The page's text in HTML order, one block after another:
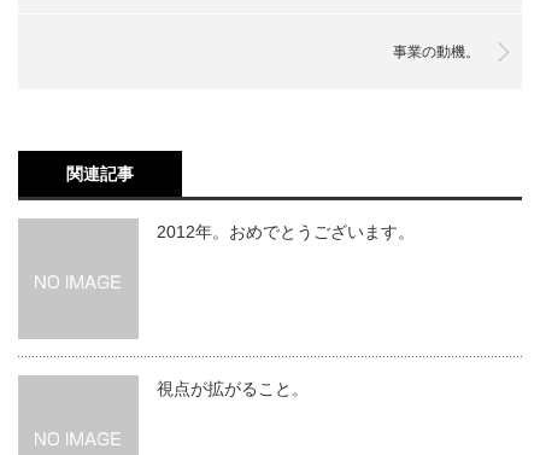
事業の動機。
関連記事
2012年。おめでとうございます。
視点が拡がること。